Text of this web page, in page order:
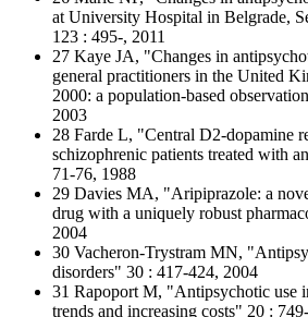
at University Hospital in Belgrade,
123 : 495-, 2011
27 Kaye JA, "Changes in
general practitioners in the United
2000: a population-based
2003
28 Farde L, "Central D2-dopamine
schizophrenic patients treated with
71-76, 1988
29 Davies MA, "Aripiprazole: a
drug with a uniquely robust
2004
30 Vacheron-Trystram MN,
disorders" 30 : 417-424, 2004
31 Rapoport M, "Antipsychotic use
trends and increasing costs" 20 :